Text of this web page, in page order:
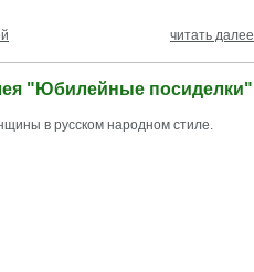
читать далее
"Юбилейные посиделки"
в русском народном стиле.